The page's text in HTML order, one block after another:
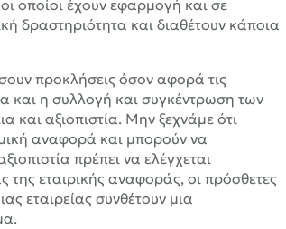
οποίοι έχουν εφαρμογή και σε
δραστηριότητα και διαθέτουν κάποια
προκλήσεις όσον αφορά τις
και η συλλογή και συγκέντρωση των
και αξιοπιστία. Μην ξεχνάμε ότι
αναφορά και μπορούν να
πρέπει να ελέγχεται
εταιρικής αναφοράς, οι πρόσθετες
εταιρείας συνθέτουν μια